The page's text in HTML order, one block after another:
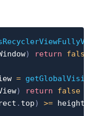
) return
false
=
) return
false
. top) >=